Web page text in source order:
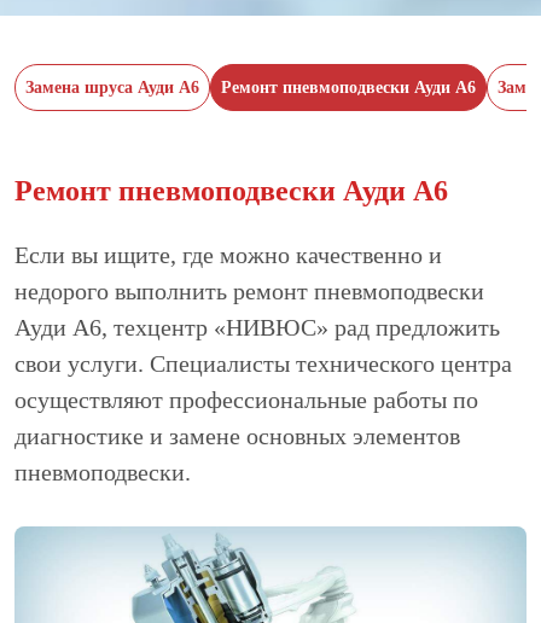
Замена шруса Ауди А6 Ремонт пневмоподвески Ауди А6
Ремонт пневмоподвески Ауди А6
Если вы ищите, где можно качественно и
недорого выполнить ремонт пневмоподвески
Ауди А6, техцентр «НИВЮС» рад предложить
свои услуги. Специалисты технического центра
осуществляют профессиональные работы по
диагностике и замене основных элементов
пневмоподвески.